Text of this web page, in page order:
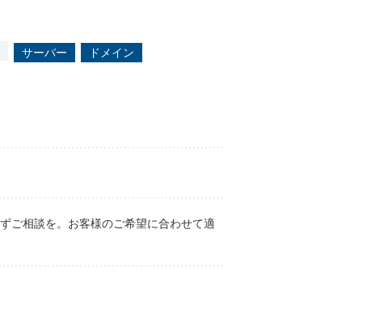
サーバー ドメイン
ご相談を。お客様のご希望に合わせて適